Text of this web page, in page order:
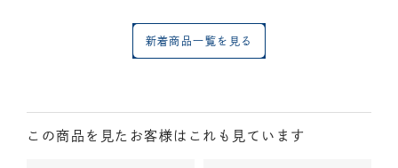
新着商品一覧を見る
この商品を見たお客様はこれも見ています